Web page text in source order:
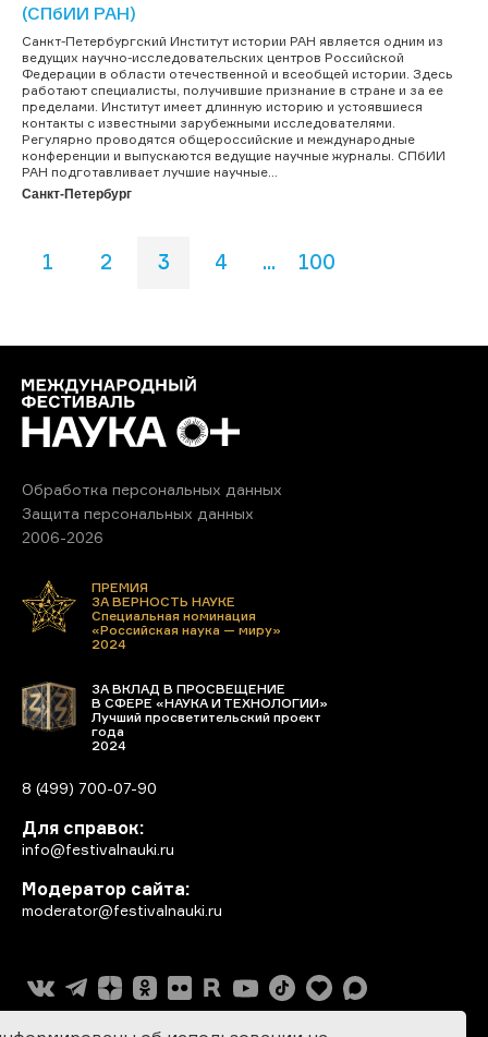
(СПбИИ РАН)
Санкт-Петербургский Институт истории РАН является одним из
ведущих научно-исследовательских центров Российской
Федерации в области отечественной и всеобщей истории. Здесь
работают специалисты, получившие признание в стране и за ее
пределами. Институт имеет длинную историю и устоявшиеся
контакты с известными зарубежными исследователями.
Регулярно проводятся общероссийские и международные
конференции и выпускаются ведущие научные журналы. СПбИИ
РАН подготавливает лучшие научные...
Санкт-Петербург
1 2 3 4 ... 100
Обработка персональных данных
Защита персональных данных
2006-2026
ПРЕМИЯ
ЗА ВЕРНОСТЬ НАУКЕ
Специальная номинация
«Российская наука — миру»
2024
ЗА ВКЛАД В ПРОСВЕЩЕНИЕ
В СФЕРЕ «НАУКА И ТЕХНОЛОГИИ»
Лучший просветительский проект
года
2024
8 (499) 700-07-90
Для справок:
info@festivalnauki.ru
Модератор сайта:
moderator@festivalnauki.ru